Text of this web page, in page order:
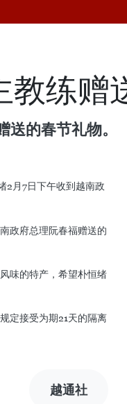
教练赠
的春节礼物。
2月7日下午收到越南政
政府总理阮春福赠送的
味的特产，希望朴恒绪
定接受为期21天的隔离
越通社